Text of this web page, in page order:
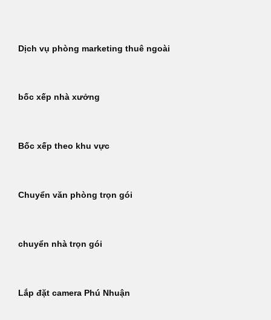
dungDịch vụ phòng marketing thuê ngoài
bốc xếp nhà xưởng
Bốc xếp theo khu vực
Chuyển văn phòng trọn gói
chuyển nhà trọn gói
Lắp đặt camera Phú Nhuận